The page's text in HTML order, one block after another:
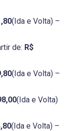
(Ida e Volta) –
de: R$
(Ida e Volta) –
(Ida e Volta)
(Ida e Volta) –